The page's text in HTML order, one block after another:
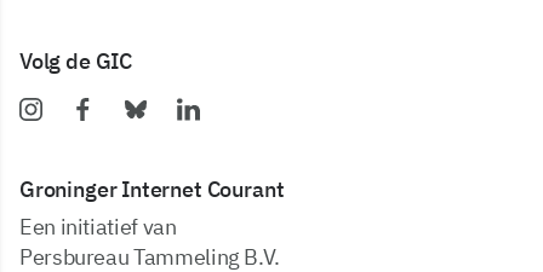
Volg de GIC
Groninger Internet Courant
Een initiatief van
Persbureau Tammeling B.V.